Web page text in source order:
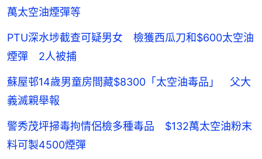
萬太空油煙彈等
PTU深水埗截查可疑男女 檢獲西瓜刀和$600太空油
煙彈 2人被捕
蘇屋邨14歲男童房間藏$8300「太空油毒品」 父大
義滅親舉報
警秀茂坪掃毒拘情侶檢多種毒品 $132萬太空油粉末
料可製4500煙彈